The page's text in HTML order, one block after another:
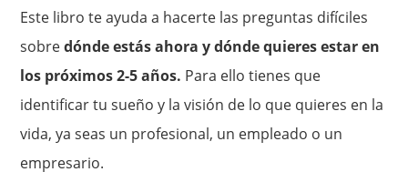
Este libro te ayuda a hacerte las preguntas difíciles
sobredónde estás ahora y dónde quieres estar en
los próximos 2-5 años. Para ello tienes que
identificar tu sueño y la visión de lo que quieres en la
vida, ya seas un profesional, un empleado o un
empresario.